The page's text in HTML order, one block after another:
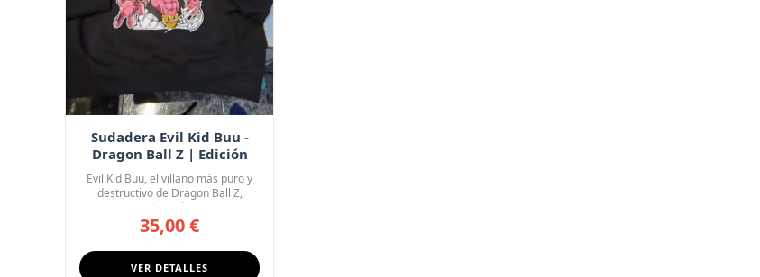
Sudadera Evil Kid Buu -
Dragon Ball Z | Edición
Oscura
Evil Kid Buu, el villano más puro y
destructivo de Dragon Ball Z,
protagoniza...
35,00 €
VER DETALLES